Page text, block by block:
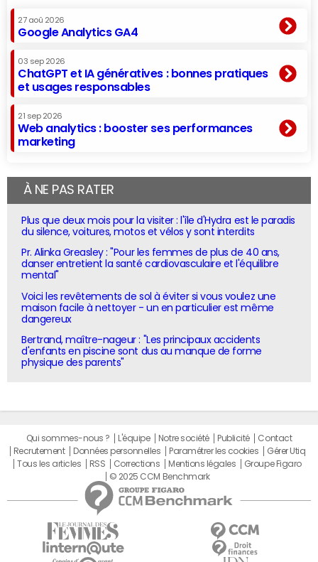
27 aoû 2026
Google Analytics GA4
03 sep 2026
ChatGPT et IA génératives : bonnes pratiques
et usages responsables
21 sep 2026
Web analytics : booster ses performances
marketing
À NE PAS RATER
Plus que deux mois pour la visiter : l'île d'Hydra est le paradis
du silence, voitures, motos et vélos y sont interdits
Pr. Alinka Greasley : "Pour les femmes de plus de 40 ans,
danser entretient la santé cardiovasculaire et l'équilibre
mental"
Voici les revêtements de sol à éviter si vous voulez une
maison facile à nettoyer - un en particulier est même
dangereux
Bertrand, maître-nageur : "Les principaux accidents
d'enfants en piscine sont dus au manque de forme
physique des parents"
Qui sommes-nous ? L'équipe Notre société Publicité
Contact
Recrutement
Données personnelles Paramétrer les cookies
Gérer Utiq
Tous les articles
RSS Corrections Mentions légales
Groupe Figaro
© 2025 CCM Benchmark